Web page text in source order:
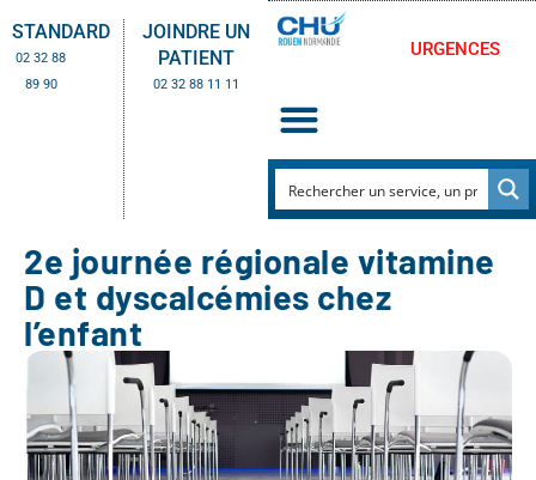
STANDARD
02 32 88
89 90
JOINDRE UN
PATIENT
02 32 88 11 11
URGENCES
2e journée régionale vitamine
D et dyscalcémies chez
l’enfant